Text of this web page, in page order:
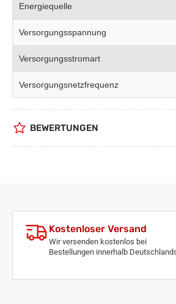
Energiequelle
Versorgungsspannung
Versorgungsstromart
Versorgungsnetzfrequenz
BEWERTUNGEN
Kostenloser Versand
Wir versenden kostenlos bei
Bestellungen innerhalb